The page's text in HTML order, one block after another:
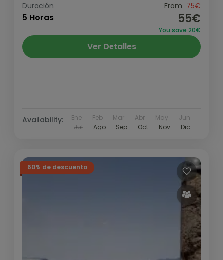
Duración
5 Horas
From 75€
55€
You save 20€
Ver Detalles
Availability: Ene Feb Mar Abr May
Jun
Jul
Ago Sep Oct Nov Dic
60% de descuento